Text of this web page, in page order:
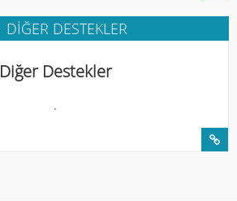
DIĞER DESTEKLER
Diğer Destekler
.